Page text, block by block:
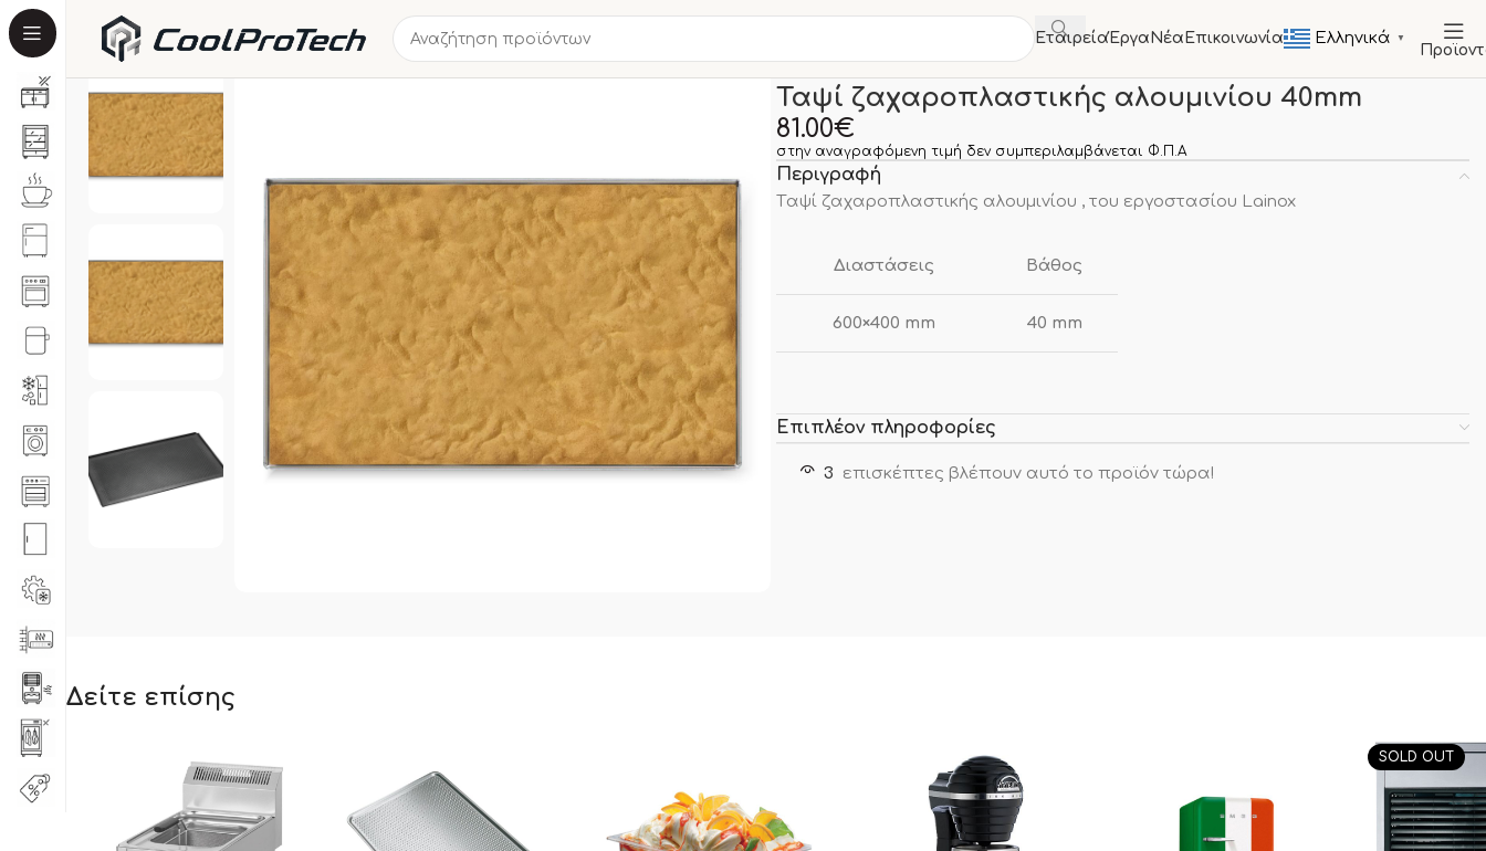
Εταιρεία Έργα Νέα Επικοινωνία Ελληνικά ▼
Ταψί ζαχαροπλαστικής αλουμινίου 40mm
81.00€
στην αναγραφόμενη τιμή δεν συμπεριλαμβάνεται Φ.Π.Α
Περιγραφή
Tαψί ζαχαροπλαστικής αλουμινίου , του εργοστασίου Lainox
Διαστάσεις Βάθος
600×400 mm 40 mm
Επιπλέον πληροφορίες
3 επισκέπτες βλέπουν αυτό το προϊόν τώρα!
Δείτε επίσης
SOLD OUT